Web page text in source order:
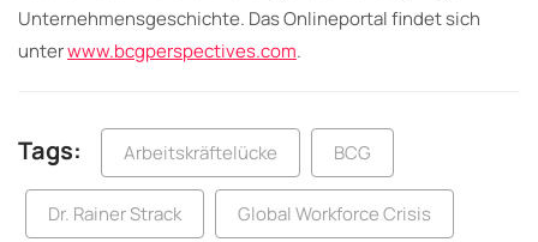
Unternehmensgeschichte. Das Onlineportal findet sich
unterwww.bcgperspectives.com.
Tags: Arbeitskräftelücke BCG
Dr. Rainer Strack Global Workforce Crisis